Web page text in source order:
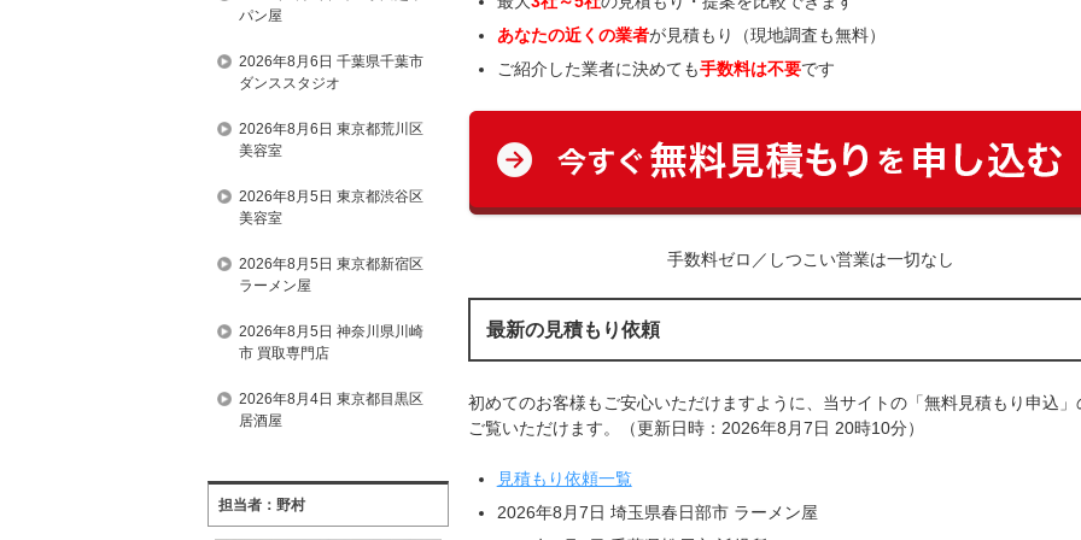
あなたの近くの業者が見積もり（現地調査も無料）
ご紹介した業者に決めても手数料は不要です
手数料ゼロ／しつこい営業は一切なし
最新の見積もり依頼
初めてのお客様もご安心いただけますように、当サイトの「無料見積もり申込」
ご覧いただけます。（更新日時：2026年8月7日 20時10分）
見積もり依頼一覧
2026年8月7日 埼玉県春日部市 ラーメン屋
パン屋
2026年8月6日 千葉県千葉市
ダンススタジオ
2026年8月6日 東京都荒川区
美容室
2026年8月5日 東京都渋谷区
美容室
2026年8月5日 東京都新宿区
ラーメン屋
2026年8月5日 神奈川県川崎
市 買取専門店
2026年8月4日 東京都目黒区
居酒屋
担当者：野村